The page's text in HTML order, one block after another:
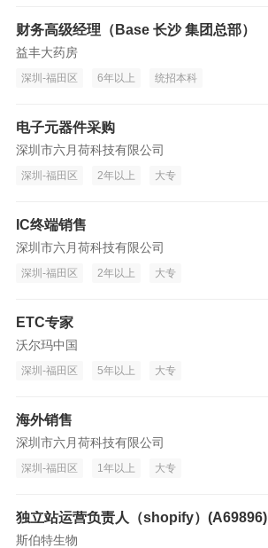
财务高级经理（Base 长沙 集团总部）
益丰大药房
深圳-福田区 6年以上 统招本科
电子元器件采购
深圳市六月荷科技有限公司
深圳-福田区 2年以上 大专
IC终端销售
深圳市六月荷科技有限公司
深圳-福田区 2年以上 大专
ETC专家
沃尔玛中国
深圳-福田区 5年以上 大专
海外销售
深圳市六月荷科技有限公司
深圳-福田区 1年以上 大专
独立站运营负责人（shopify）(A69896)
斯伯特生物